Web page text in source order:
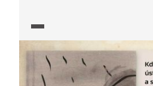
(2025) lze zjistit více o tom,
přicházela v úvahu a z jakých